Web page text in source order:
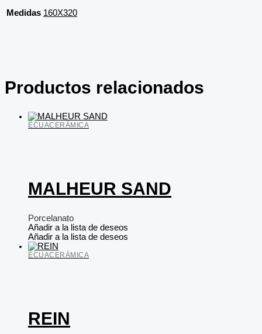
Medidas 160X320
Productos relacionados
ECUACERÁMICA
MALHEUR SAND
Porcelanato
Añadir a la lista de deseos
Añadir a la lista de deseos
ECUACERÁMICA
REIN